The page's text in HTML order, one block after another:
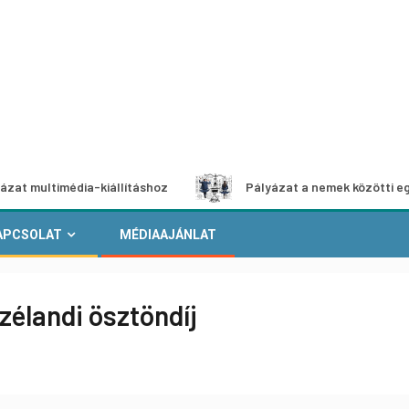
kiállításhoz Pályázat a nemek közötti
MÉDIAAJÁNLAT
ösztöndíj